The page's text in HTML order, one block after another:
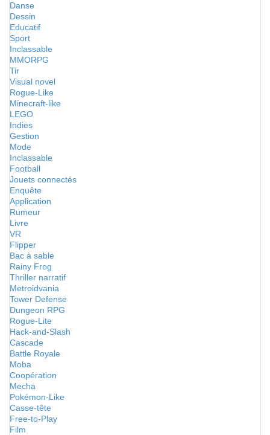
Danse
Dessin
Educatif
Sport
Inclassable
MMORPG
Tir
Visual novel
Rogue-Like
Minecraft-like
LEGO
Indies
Gestion
Mode
Inclassable
Football
Jouets connectés
Enquête
Application
Rumeur
Livre
VR
Flipper
Bac à sable
Rainy Frog
Thriller narratif
Metroidvania
Tower Defense
Dungeon RPG
Rogue-Lite
Hack-and-Slash
Cascade
Battle Royale
Moba
Coopération
Mecha
Pokémon-Like
Casse-tête
Free-to-Play
Film